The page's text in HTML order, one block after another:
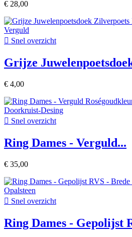
€ 28,00
 Snel overzicht
Grijze
€ 4,00
 Snel overzicht
Ring Dames - Verguld...
€ 35,00
 Snel overzicht
Ring Dames - Gepolijst